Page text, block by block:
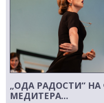
„ОДА РАДОСТИ“
МЕДИТЕРА...